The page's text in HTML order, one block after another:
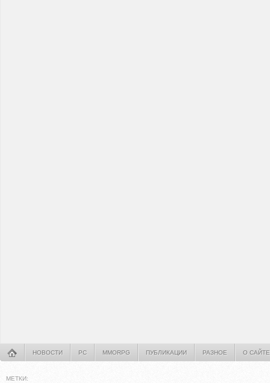
НОВОСТИ PC MMORPG ПУБЛИКАЦИИ РАЗНОЕ О САЙТЕ
МЕТКИ: